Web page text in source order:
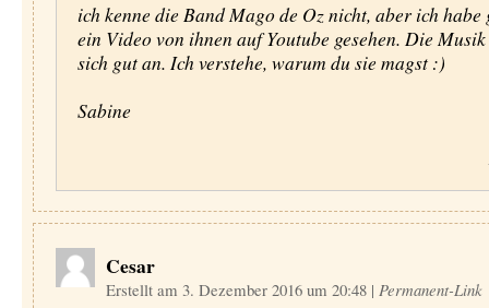
ich kenne die Band Mago de Oz nicht, aber ich habe
ein Video von ihnen auf Youtube gesehen. Die
sich gut an. Ich verstehe, warum du sie magst :)
Sabine
Cesar
Erstellt am 3. Dezember 2016 um 20:48 | Permanent-Link